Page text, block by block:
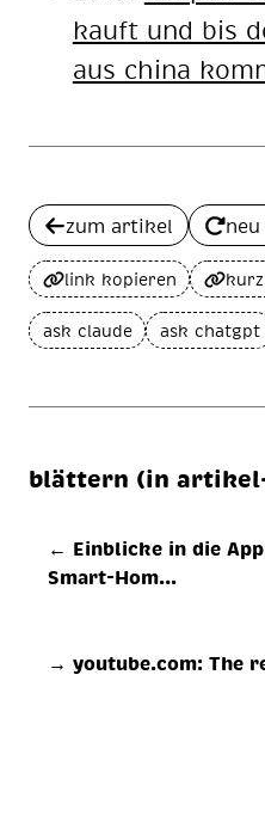
kauft und bis
aus chi­na
zum artikel neu
link kopieren
ask claude ask chatgpt
blättern (in
← Einblicke in die
Smart-Hom…
→ youtube.com: The